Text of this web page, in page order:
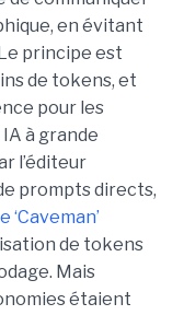
en évitant
principe est
de tokens, et
pour les
à grande
l’éditeur
prompts directs,
de tokens
Mais
étaient